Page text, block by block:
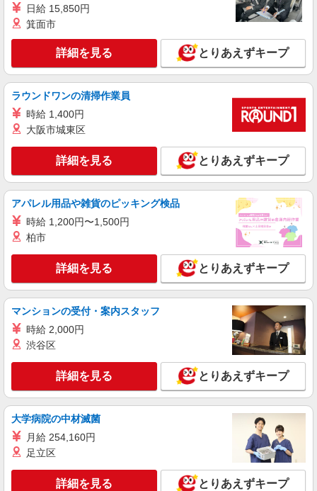
株式会社グロップ 綾部オフィス
プラスチック製品／検査／箱詰め／寮完備／座
時給1,500円〜1,875円＋交通費全額支給 ★寮
り） ★赴任交通費全額支給♪ 引っ越し費用も補
助有り◎ ※上限30,000円（各規定あり） ※残業
発生時は時給25％アップ ※深夜帯（22:00〜
5:00）勤務は時給25％アップ ※交通費支給規定あ
り ※給与の希望日払い制度あり ＜月収例＞ ＊月
22日勤務の場合 時給1,500円×7.84時間×22日＋深
夜手当（69時間） ⇒284,595円円＋交通費
雇入れ直後：京都府福知山市長田野町 変更の
範囲：会社の定める就業場所
キープ 詳細を見る
派遣社員
ゴム製品の検査業務／車通勤／空調完備／土日
祝休み
時給1,350円〜1,688円＋交通費全額支給 ※交
通費支給規定あり ※給与の希望日払い制度あり
【月収例】 ＊月22日勤務の場合 時給1,350円
×7.83時間×22日⇒232,551円＋交通費
雇入れ直後：京都府福知山市長田野町 変更の
キープ 詳細を見る
派遣社員
株式会社TAMA
自動車用スポンジの寸法検査および梱包スタッ
フ
×7.67h×20日)
日給 15,850円
箕面市
詳細を見る とりあえずキープ
ラウンドワンの清掃作業員
時給 1,400円
大阪市城東区
詳細を見る とりあえずキープ
アパレル用品や雑貨のピッキング検品
時給 1,200円〜1,500円
柏市
詳細を見る とりあえずキープ
マンションの受付・案内スタッフ
時給 2,000円
渋谷区
詳細を見る とりあえずキープ
大学病院の中材滅菌
月給 254,160円
足立区
詳細を見る とりあえずキープ